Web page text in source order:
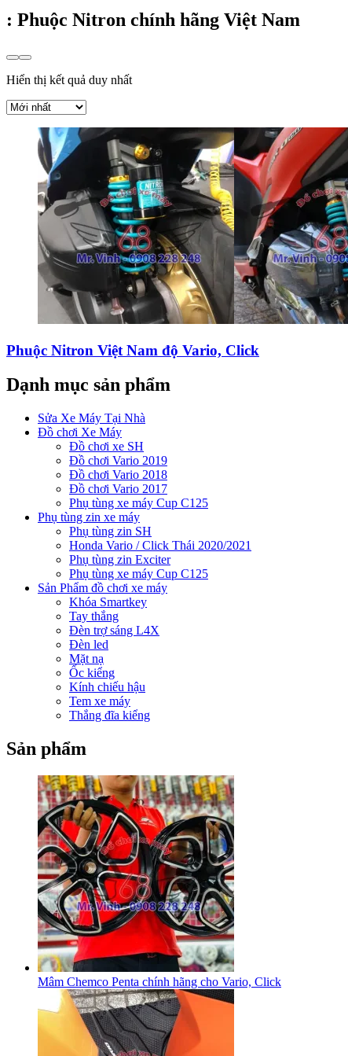
: Phuộc Nitron chính hãng Việt Nam
Hiển thị kết quả duy nhất
Phuộc Nitron Việt Nam độ Vario, Click
Dạnh mục sản phẩm
Sửa Xe Máy Tại Nhà
Đồ chơi Xe Máy
Đồ chơi xe SH
Đồ chơi Vario 2019
Đồ chơi Vario 2018
Đồ chơi Vario 2017
Phụ tùng xe máy Cup C125
Phụ tùng zin xe máy
Phụ tùng zin SH
Honda Vario / Click Thái 2020/2021
Phụ tùng zin Exciter
Phụ tùng xe máy Cup C125
Sản Phẩm đồ chơi xe máy
Khóa Smartkey
Tay thắng
Đèn trợ sáng L4X
Đèn led
Mặt nạ
Ốc kiểng
Kính chiếu hậu
Tem xe máy
Thắng đĩa kiểng
Sản phẩm
Mâm Chemco Penta chính hãng cho Vario, Click